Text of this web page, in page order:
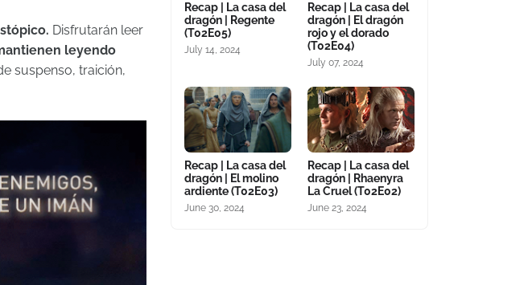
Disfrutarán leer
leyendo
suspenso, traición,
Recap | La casa del
dragón | Regente
(T02E05)
July 14, 2024
Recap | La casa del
dragón | El dragón
rojo y el dorado
(T02E04)
July 07, 2024
Recap | La casa del
dragón | El molino
ardiente (T02E03)
June 30, 2024
Recap | La casa del
dragón | Rhaenyra
La Cruel (T02E02)
June 23, 2024